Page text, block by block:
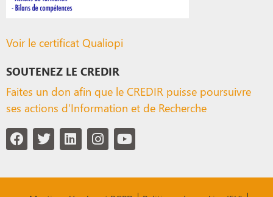
Voir le certificat Qualiopi
SOUTENEZ LE CREDIR
Faites un don afin que le CREDIR puisse poursuivre
ses actions d’Information et de Recherche